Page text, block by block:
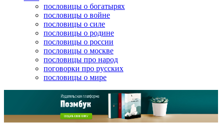
пословицы о богатырях
пословицы о войне
пословицы о силе
пословицы о родине
пословицы о россии
пословицы о москве
пословицы про народ
поговорки про русских
пословицы о мире